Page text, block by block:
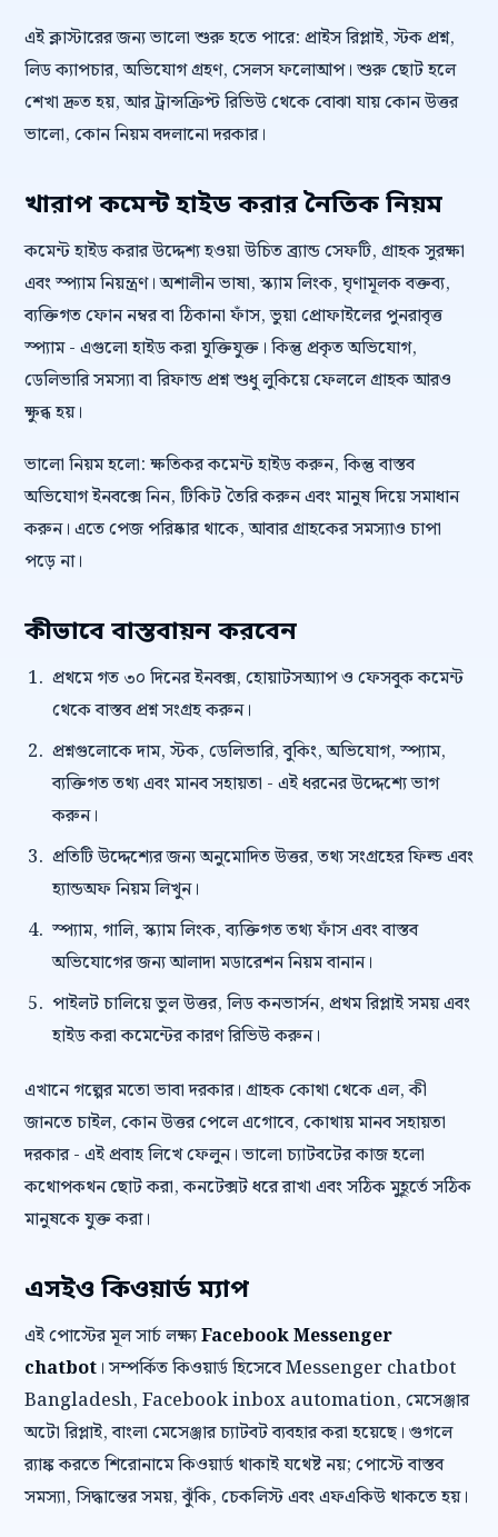
এই ক্লাস্টারের জন্য ভালো শুরু হতে পারে: প্রাইস রিপ্লাই, স্টক প্রশ্ন,
লিড ক্যাপচার, অভিযোগ গ্রহণ, সেলস ফলোআপ। শুরু ছোট হলে
শেখা দ্রুত হয়, আর ট্রান্সক্রিপ্ট রিভিউ থেকে বোঝা যায় কোন উত্তর
ভালো, কোন নিয়ম বদলানো দরকার।
খারাপ কমেন্ট হাইড করার নৈতিক নিয়ম
কমেন্ট হাইড করার উদ্দেশ্য হওয়া উচিত ব্র্যান্ড সেফটি, গ্রাহক সুরক্ষা
এবং স্প্যাম নিয়ন্ত্রণ। অশালীন ভাষা, স্ক্যাম লিংক, ঘৃণামূলক বক্তব্য,
ব্যক্তিগত ফোন নম্বর বা ঠিকানা ফাঁস, ভুয়া প্রোফাইলের পুনরাবৃত্ত
স্প্যাম - এগুলো হাইড করা যুক্তিযুক্ত। কিন্তু প্রকৃত অভিযোগ,
ডেলিভারি সমস্যা বা রিফান্ড প্রশ্ন শুধু লুকিয়ে ফেললে গ্রাহক আরও
ক্ষুব্ধ হয়।
ভালো নিয়ম হলো: ক্ষতিকর কমেন্ট হাইড করুন, কিন্তু বাস্তব
অভিযোগ ইনবক্সে নিন, টিকিট তৈরি করুন এবং মানুষ দিয়ে সমাধান
করুন। এতে পেজ পরিষ্কার থাকে, আবার গ্রাহকের সমস্যাও চাপা
পড়ে না।
কীভাবে বাস্তবায়ন করবেন
প্রথমে গত ৩০ দিনের ইনবক্স, হোয়াটসঅ্যাপ ও ফেসবুক কমেন্ট
থেকে বাস্তব প্রশ্ন সংগ্রহ করুন।
প্রশ্নগুলোকে দাম, স্টক, ডেলিভারি, বুকিং, অভিযোগ, স্প্যাম,
ব্যক্তিগত তথ্য এবং মানব সহায়তা - এই ধরনের উদ্দেশ্যে ভাগ
করুন।
প্রতিটি উদ্দেশ্যের জন্য অনুমোদিত উত্তর, তথ্য সংগ্রহের ফিল্ড এবং
হ্যান্ডঅফ নিয়ম লিখুন।
স্প্যাম, গালি, স্ক্যাম লিংক, ব্যক্তিগত তথ্য ফাঁস এবং বাস্তব
অভিযোগের জন্য আলাদা মডারেশন নিয়ম বানান।
পাইলট চালিয়ে ভুল উত্তর, লিড কনভার্সন, প্রথম রিপ্লাই সময় এবং
হাইড করা কমেন্টের কারণ রিভিউ করুন।
এখানে গল্পের মতো ভাবা দরকার। গ্রাহক কোথা থেকে এল, কী
জানতে চাইল, কোন উত্তর পেলে এগোবে, কোথায় মানব সহায়তা
দরকার - এই প্রবাহ লিখে ফেলুন। ভালো চ্যাটবটের কাজ হলো
কথোপকথন ছোট করা, কনটেক্সট ধরে রাখা এবং সঠিক মুহূর্তে সঠিক
মানুষকে যুক্ত করা।
এসইও কিওয়ার্ড ম্যাপ
এই পোস্টের মূল সার্চ লক্ষ্যFacebook Messenger
chatbot । সম্পর্কিত কিওয়ার্ড হিসেবে Messenger chatbot
Bangladesh, Facebook inbox automation, মেসেঞ্জার
অটো রিপ্লাই, বাংলা মেসেঞ্জার চ্যাটবট ব্যবহার করা হয়েছে। গুগলে
র‍্যাঙ্ক করতে শিরোনামে কিওয়ার্ড থাকাই যথেষ্ট নয়; পোস্টে বাস্তব
সমস্যা, সিদ্ধান্তের সময়, ঝুঁকি, চেকলিস্ট এবং এফএকিউ থাকতে হয়।